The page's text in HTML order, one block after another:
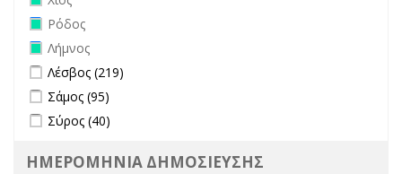
Remove Ρόδος filter
Ρόδος
Remove Λήμνος filter
Λήμνος
Apply Λέσβος filter
Λέσβος (219)
Apply Σάμος filter
Σάμος (95)
Apply Σύρος filter
Σύρος (40)
ΗΜΕΡΟΜΗΝΙΑ ΔΗΜΟΣΙΕΥΣΗΣ